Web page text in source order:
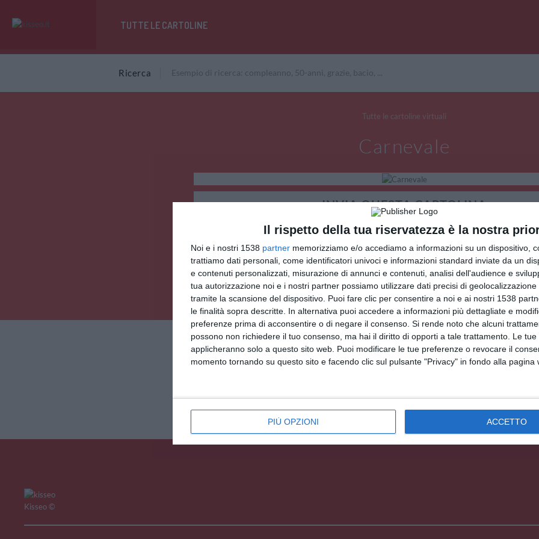
Il rispetto della tua riservatezza è la nostra
Noi e i nostri 1538 partner memorizziamo e/o accediamo a informazioni su un dispositivo,
trattiamo dati personali, come identificatori univoci e informazioni standard inviate da un
e contenuti personalizzati, misurazione di annunci e contenuti, analisi dell'audience e
tua autorizzazione noi e i nostri partner possiamo utilizzare dati precisi di
tramite la scansione del dispositivo. Puoi fare clic per consentire a noi e ai nostri 1538
le finalità sopra descritte. In alternativa puoi accedere a informazioni più dettagliate e
preferenze prima di acconsentire o di negare il consenso. Si rende noto che alcuni
possono non richiedere il tuo consenso, ma hai il diritto di opporti a tale trattamento. Le
applicheranno solo a questo sito web. Puoi modificare le tue preferenze o revocare il
momento tornando su questo sito e facendo clic sul pulsante "Privacy" in fondo alla pagina
PIÙ OPZIONI ACCETTO
TUTTE LE CARTOLINE
Ricerca
Tutte le cartoline virtuali
Carnevale
INVIA QUESTA CARTOLINA
via Email(GRATUITO)
CONDIVIDI QUESTA CARTOLINA
Facebook, Twitter, WhatsApp, ...
VEDI ALTRE CARTOLINE DI QUESTE
Cartoline Feste et Festività
Kisseo©